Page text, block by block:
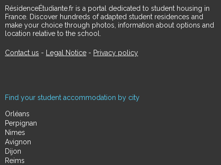
RésidenceÉtudiante.fr is a portal dedicated to student housing in
France. Discover hundreds of adapted student residences and
make your choice through photos, information about options and
location relative to the school.
Contact us - Legal Notice - Privacy policy
Find your student accommodation by city
Orléans
Perpignan
Nimes
Avignon
Dijon
Reims